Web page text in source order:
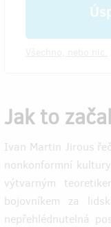
Jak to
Ivan Martin Jirous
nonkonformní
výtvarným
bojovníkem za
nepřehlédnutelná